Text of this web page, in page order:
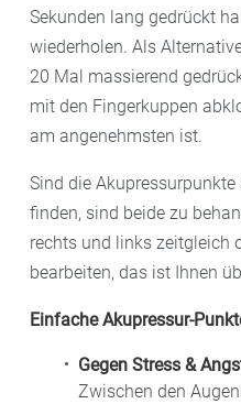
Sekunden lang gedrückt
wiederholen. Als
20 Mal massierend
mit den Fingerkuppen
am angenehmsten ist.
Sind die Akupressurpunkte
finden, sind beide zu
rechts und links zeitgleich
bearbeiten, das ist Ihnen
Einfache Akupressur-
Gegen Stress &
Zwischen den